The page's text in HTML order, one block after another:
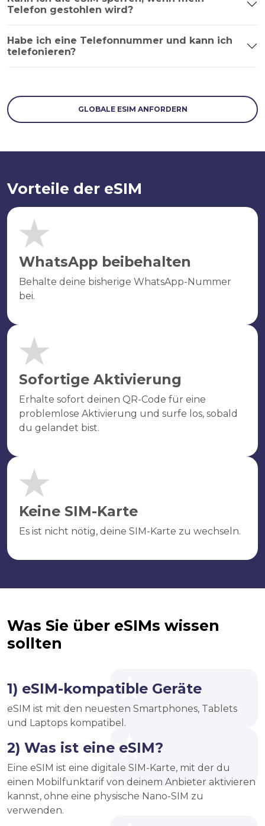
Telefon gestohlen wird?
Habe ich eine Telefonnummer und kann ich
telefonieren?
GLOBALE ESIM ANFORDERN
Vorteile der eSIM
WhatsApp beibehalten
Behalte deine bisherige WhatsApp-Nummer
bei.
Sofortige Aktivierung
Erhalte sofort deinen QR-Code für eine
problemlose Aktivierung und surfe los, sobald
du gelandet bist.
Keine SIM-Karte
Es ist nicht nötig, deine SIM-Karte zu wechseln.
Was Sie über eSIMs wissen
sollten
1) eSIM-kompatible Geräte
eSIM ist mit den neuesten Smartphones, Tablets
und Laptops kompatibel.
2) Was ist eine eSIM?
Eine eSIM ist eine digitale SIM-Karte, mit der du
einen Mobilfunktarif von deinem Anbieter aktivieren
kannst, ohne eine physische Nano-SIM zu
verwenden.